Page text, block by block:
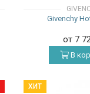
Givenchy
от 7
В
ХИТ